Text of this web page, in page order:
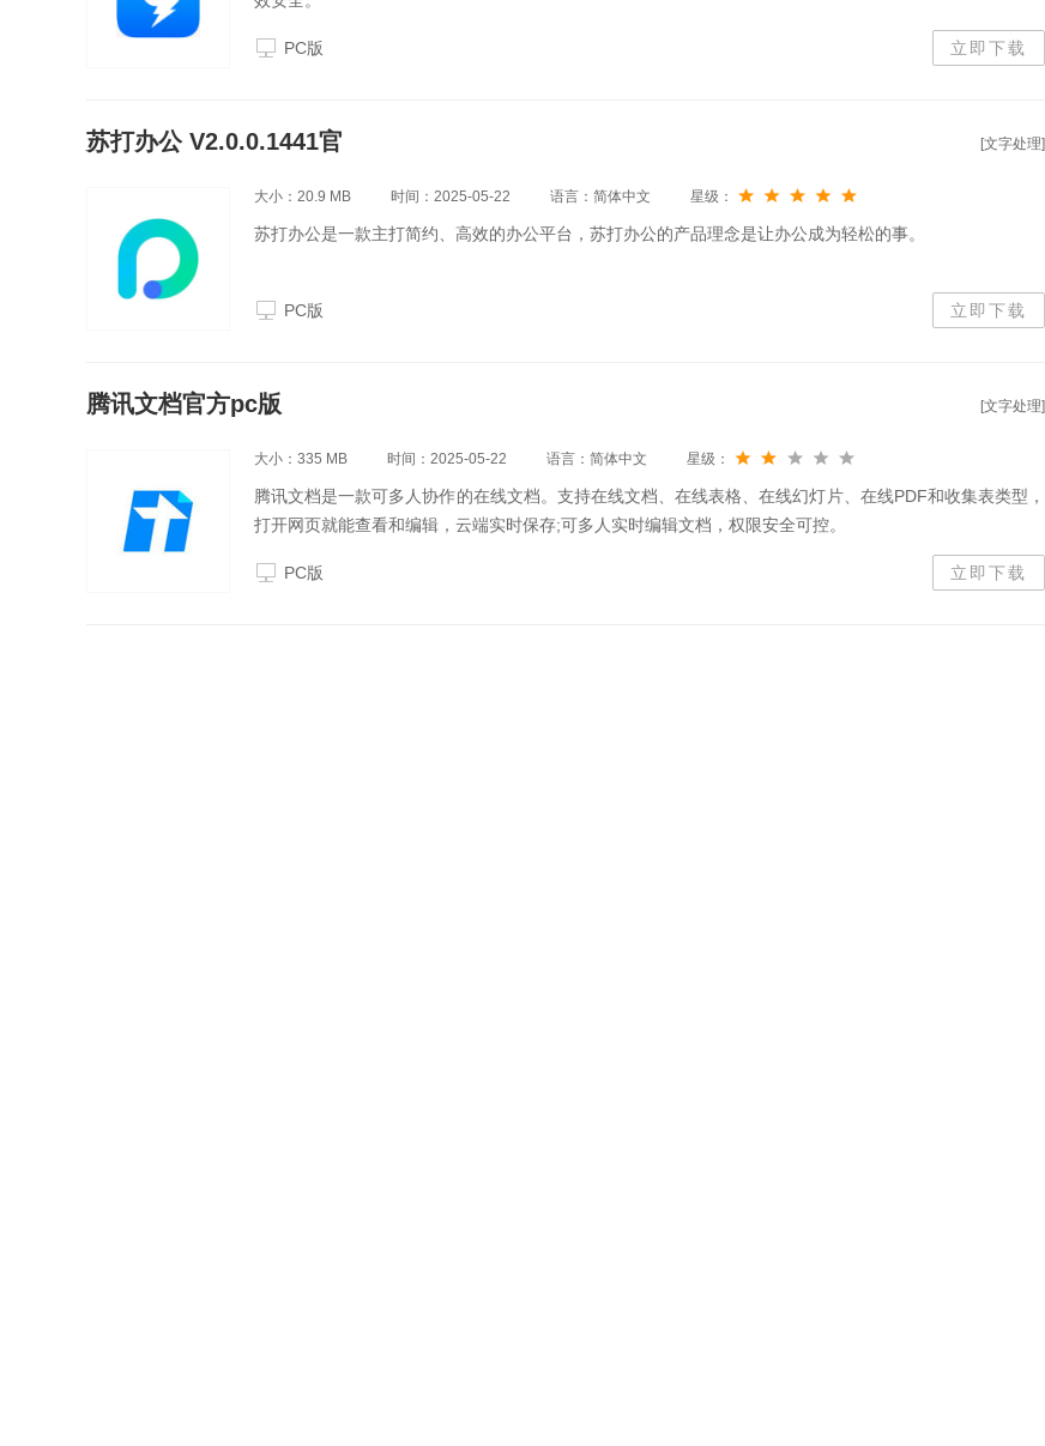
PC版 立即下载
[文字处理]
苏打办公 V2.0.0.1441官
大小：20.9 MB 时间：2025-05-22 语言：简体中文 星级：
苏打办公是一款主打简约、高效的办公平台，苏打办公的产品理念是让办公成为轻松的事。
PC版 立即下载
[文字处理]
腾讯文档官方pc版
大小：335 MB 时间：2025-05-22 语言：简体中文 星级：
腾讯文档是一款可多人协作的在线文档。支持在线文档、在线表格、在线幻灯片、在线PDF和收集表类型，
打开网页就能查看和编辑，云端实时保存;可多人实时编辑文档，权限安全可控。
PC版 立即下载